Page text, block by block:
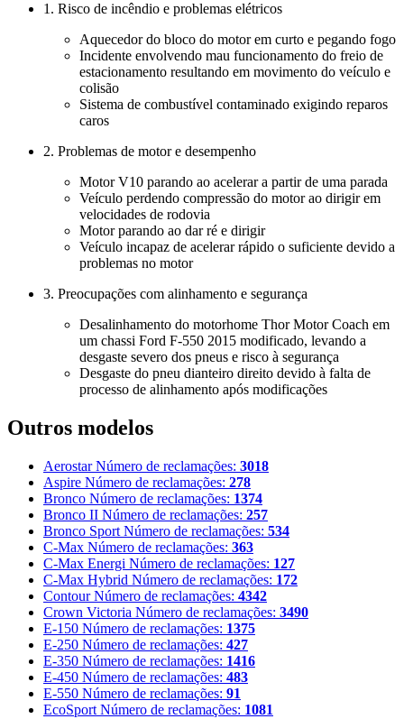
1. Risco de incêndio e problemas elétricos
Aquecedor do bloco do motor em curto e pegando fogo
Incidente envolvendo mau funcionamento do freio de
estacionamento resultando em movimento do veículo e
colisão
Sistema de combustível contaminado exigindo reparos
caros
2. Problemas de motor e desempenho
Motor V10 parando ao acelerar a partir de uma parada
Veículo perdendo compressão do motor ao dirigir em
velocidades de rodovia
Motor parando ao dar ré e dirigir
Veículo incapaz de acelerar rápido o suficiente devido a
problemas no motor
3. Preocupações com alinhamento e segurança
Desalinhamento do motorhome Thor Motor Coach em
um chassi Ford F-550 2015 modificado, levando a
desgaste severo dos pneus e risco à segurança
Desgaste do pneu dianteiro direito devido à falta de
processo de alinhamento após modificações
Outros modelos
Aerostar Número de reclamações: 3018
Aspire Número de reclamações: 278
Bronco Número de reclamações: 1374
Bronco II Número de reclamações: 257
Bronco Sport Número de reclamações: 534
C-Max Número de reclamações: 363
C-Max Energi Número de reclamações: 127
C-Max Hybrid Número de reclamações: 172
Contour Número de reclamações: 4342
Crown Victoria Número de reclamações: 3490
E-150 Número de reclamações: 1375
E-250 Número de reclamações: 427
E-350 Número de reclamações: 1416
E-450 Número de reclamações: 483
E-550 Número de reclamações: 91
EcoSport Número de reclamações: 1081